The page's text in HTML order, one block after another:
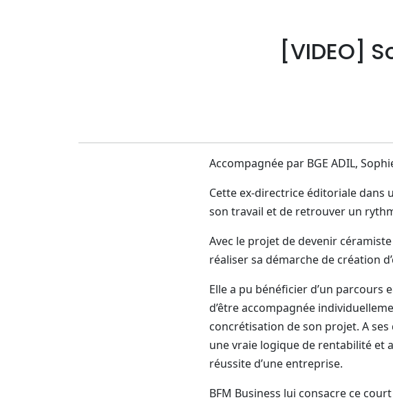
[VIDEO]
Accompagnée par BGE ADIL,
Cette ex-directrice éditoriale dans
son travail et de retrouver un
Avec le projet de devenir
réaliser sa démarche de création
Elle a pu bénéficier d’un
d’être accompagnée
concrétisation de son projet. A
une vraie logique de rentabilité et
réussite d’une entreprise.
BFM Business lui consacre ce